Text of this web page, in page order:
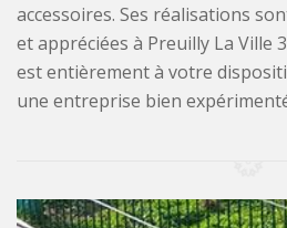
accessoires. Ses réalisations
et appréciées à Preuilly La Ville
est entièrement à votre
une entreprise bien